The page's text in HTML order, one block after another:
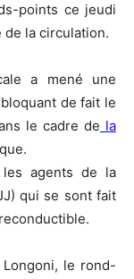
points ce jeudi
de la circulation.
a mené une
de fait le
le cadre de la
agents de la
qui se sont fait
reconductible.
le rond-